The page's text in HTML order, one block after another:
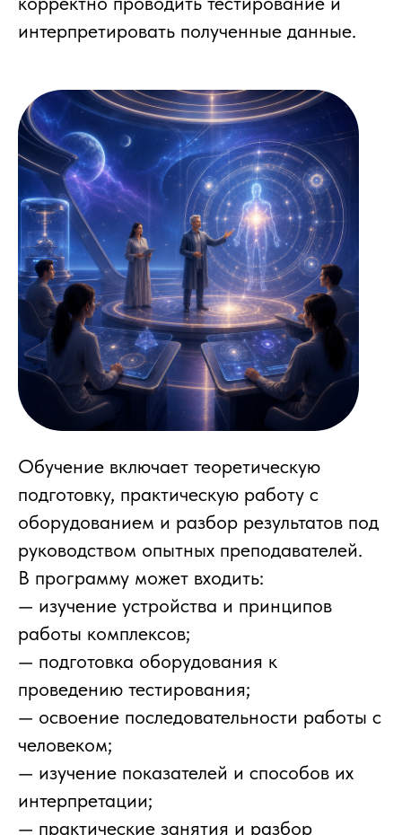
интерпретировать полученные данные.
Обучение включает теоретическую
подготовку, практическую работу с
оборудованием и разбор результатов под
руководством опытных преподавателей.
В программу может входить:
— изучение устройства и принципов
работы комплексов;
— подготовка оборудования к
проведению тестирования;
— освоение последовательности работы с
человеком;
— изучение показателей и способов их
интерпретации;
— практические занятия и разбор